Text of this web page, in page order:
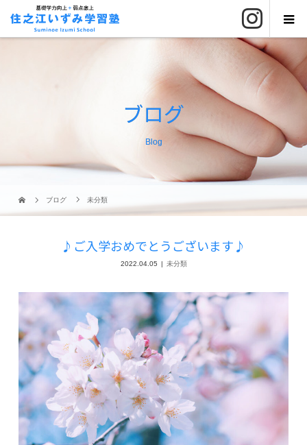
ブログ
Blog
ブログ 未分類
♪ご入学おめでとうございます♪
2022.04.05 未分類